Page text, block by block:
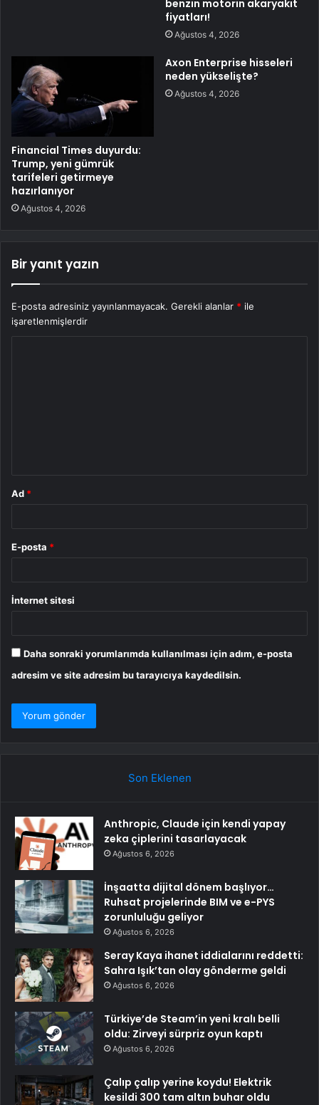
benzin motorin akaryakıt
fiyatları!
Ağustos 4, 2026
Financial Times duyurdu:
Trump, yeni gümrük
tarifeleri getirmeye
hazırlanıyor
Ağustos 4, 2026
Axon Enterprise hisseleri
neden yükselişte?
Ağustos 4, 2026
Bir yanıt yazın
E-posta adresiniz yayınlanmayacak. Gerekli alanlar * ile
işaretlenmişlerdir
Ad *
E-posta *
İnternet sitesi
Daha sonraki yorumlarımda kullanılması için adım, e-posta
adresim ve site adresim bu tarayıcıya kaydedilsin.
Son Eklenen
Anthropic, Claude için kendi yapay
zeka çiplerini tasarlayacak
Ağustos 6, 2026
İnşaatta dijital dönem başlıyor…
Ruhsat projelerinde BIM ve e-PYS
zorunluluğu geliyor
Ağustos 6, 2026
Seray Kaya ihanet iddialarını reddetti:
Sahra Işık’tan olay gönderme geldi
Ağustos 6, 2026
Türkiye’de Steam’in yeni kralı belli
oldu: Zirveyi sürpriz oyun kaptı
Ağustos 6, 2026
Çalıp çalıp yerine koydu! Elektrik
kesildi 300 tam altın buhar oldu